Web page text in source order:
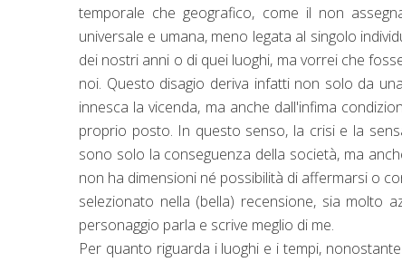
temporale che geografico, come il non
universale e umana, meno legata al singolo
dei nostri anni o di quei luoghi, ma vorrei che
noi. Questo disagio deriva infatti non solo da
innesca la vicenda, ma anche dall'infima
proprio posto. In questo senso, la crisi e la
sono solo la conseguenza della società, ma
non ha dimensioni né possibilità di affermarsi o
selezionato nella (bella) recensione, sia molto
personaggio parla e scrive meglio di me.
Per quanto riguarda i luoghi e i tempi,